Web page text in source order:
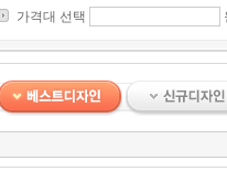
가격대 선택